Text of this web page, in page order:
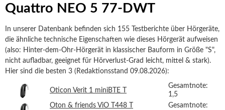
Quattro NEO 5 77-DWT
In unserer Datenbank befinden sich 155 Testberichte über Hörgeräte,
die ähnliche technische Eigenschaften wie dieses Hörgerät aufweisen
(also: Hinter-dem-Ohr-Hörgerät in klassischer Bauform in Größe "S",
nicht aufladbar, geeignet für Hörverlust-Grad leicht, mittel & stark).
Hier sind die besten 3 (Redaktionsstand 09.08.2026):
Oticon Verit 1 miniBTE T
Gesamtnote:
1,5
Oton & friends ViO T448 T
Gesamtnote: